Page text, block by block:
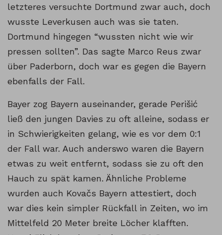
letzteres versuchte Dortmund zwar auch, doch
wusste Leverkusen auch was sie taten.
Dortmund hingegen “wussten nicht wie wir
pressen sollten”. Das sagte Marco Reus zwar
über Paderborn, doch war es gegen die Bayern
ebenfalls der Fall.
Bayer zog Bayern auseinander, gerade Perišić
ließ den jungen Davies zu oft alleine, sodass er
in Schwierigkeiten gelang, wie es vor dem 0:1
der Fall war. Auch anderswo waren die Bayern
etwas zu weit entfernt, sodass sie zu oft den
Hauch zu spät kamen. Ähnliche Probleme
wurden auch Kovačs Bayern attestiert, doch
war dies kein simpler Rückfall in Zeiten, wo im
Mittelfeld 20 Meter breite Löcher klafften.